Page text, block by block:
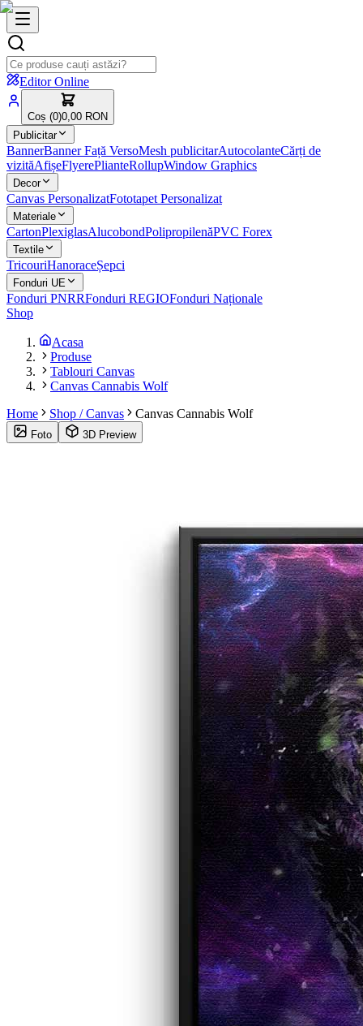
Editor Online
Coș (0)0,00 RON
Publicitar
BannerBanner Față VersoMesh publicitarAutocolanteCărți de
vizităAfișeFlyerePlianteRollupWindow Graphics
Decor
Canvas PersonalizatFototapet Personalizat
Materiale
CartonPlexiglasAlucobondPolipropilenăPVC Forex
Textile
TricouriHanoraceȘepci
Fonduri UE
Fonduri PNRRFonduri REGIOFonduri Naționale
Shop
Acasa
Produse
Tablouri Canvas
Canvas Cannabis Wolf
Home
Shop / Canvas Canvas Cannabis Wolf
Foto 3D Preview